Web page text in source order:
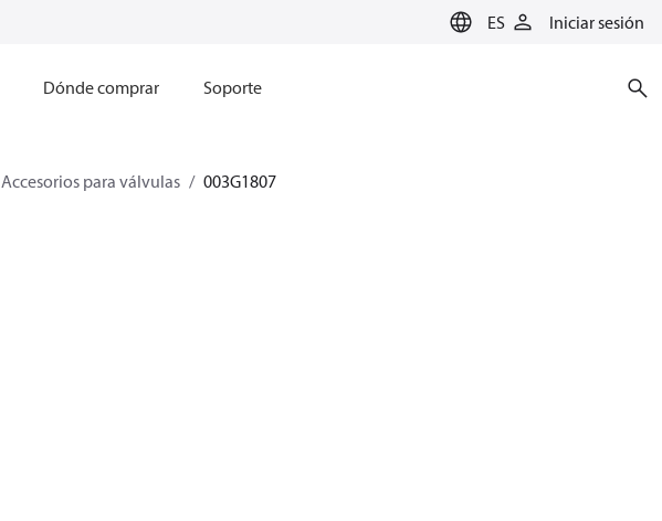
ES Iniciar sesión
Dónde comprar Soporte
Accesorios para válvulas 003G1807